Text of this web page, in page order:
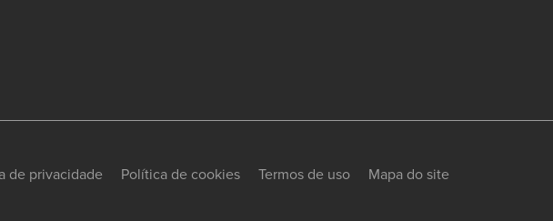
de privacidade Política de cookies Termos de uso Mapa do site